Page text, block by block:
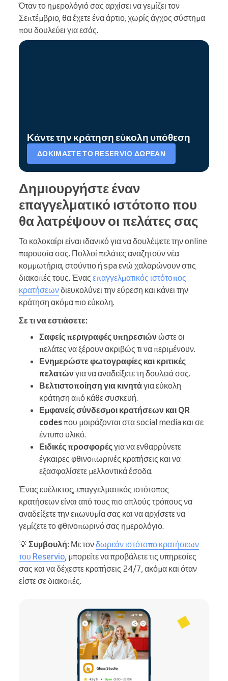
Όταν το ημερολόγιό σας αρχίσει να γεμίζει τον
Σεπτέμβριο, θα έχετε ένα άρτιο, χωρίς άγχος σύστημα
που δουλεύει για εσάς.
Κάντε την κράτηση εύκολη υπόθεση
ΔΟΚΙΜΆΣΤΕ ΤΟ RESERVIO ΔΩΡΕΆΝ
Δημιουργήστε έναν
επαγγελματικό ιστότοπο που
θα λατρέψουν οι πελάτες σας
Το καλοκαίρι είναι ιδανικό για να δουλέψετε την online
παρουσία σας. Πολλοί πελάτες αναζητούν νέα
κομμωτήρια, στούντιο ή spa ενώ χαλαρώνουν στις
διακοπές τους. Ένας επαγγελματικός ιστότοπος
κρατήσεωνδιευκολύνει την εύρεση και κάνει την
κράτηση ακόμα πιο εύκολη.
Σε τι να εστιάσετε:
Σαφείς περιγραφές υπηρεσιώνώστε οι
πελάτες να ξέρουν ακριβώς τι να περιμένουν.
Ενημερώστε φωτογραφίες και κριτικές
πελατώνγια να αναδείξετε τη δουλειά σας.
Βελτιστοποίηση για κινητάγια εύκολη
κράτηση από κάθε συσκευή.
Εμφανείς σύνδεσμοι κρατήσεων και QR
codesπου μοιράζονται στα social media και σε
έντυπο υλικό.
Ειδικές προσφορέςγια να ενθαρρύνετε
έγκαιρες φθινοπωρινές κρατήσεις και να
εξασφαλίσετε μελλοντικά έσοδα.
Ένας ευέλικτος, επαγγελματικός ιστότοπος
κρατήσεων είναι από τους πιο απλούς τρόπους να
αναδείξετε την επωνυμία σας και να αρχίσετε να
γεμίζετε το φθινοπωρινό σας ημερολόγιο.
💡Συμβουλή: Με τονδωρεάν ιστότοπο κρατήσεων
του Reservio, μπορείτε να προβάλετε τις υπηρεσίες
σας και να δέχεστε κρατήσεις 24/7, ακόμα και όταν
είστε σε διακοπές.